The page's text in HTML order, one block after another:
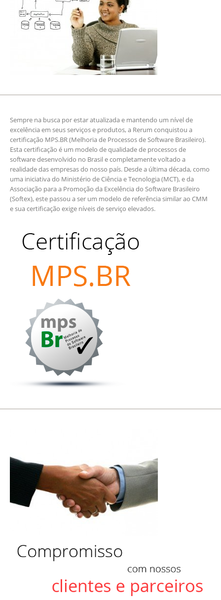
Sempre na busca por estar atualizada e mantendo um nível de
excelência em seus serviços e produtos, a Rerum conquistou a
certificação MPS.BR (Melhoria de Processos de Software Brasileiro).
Esta certificação é um modelo de qualidade de processos de
software desenvolvido no Brasil e completamente voltado a
realidade das empresas do nosso país. Desde a última década, como
uma iniciativa do Ministério de Ciência e Tecnologia (MCT), e da
Associação para a Promoção da Excelência do Software Brasileiro
(Softex), este passou a ser um modelo de referência similar ao CMM
e sua certificação exige níveis de serviço elevados.